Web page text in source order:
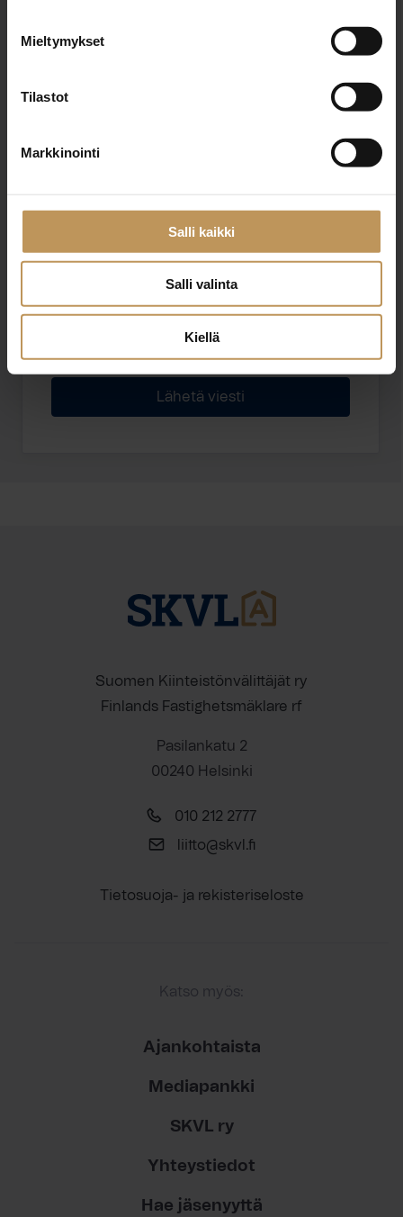
Mieltymykset
Tilastot
Markkinointi
Salli kaikki
Salli valinta
Kiellä
Suomen Kiinteistönvälittäjät ry
Finlands Fastighetsmäklare rf
Pasilankatu 2
00240 Helsinki
010 212 2777
liitto@skvl.fi
Tietosuoja- ja rekisteriseloste
Katso myös:
Ajankohtaista
Mediapankki
SKVL ry
Yhteystiedot
Hae jäsenyyttä